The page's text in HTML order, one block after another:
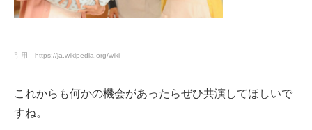
引用 https://ja.wikipedia.org/wiki
これからも何かの機会があったらぜひ共演してほしいで
すね。